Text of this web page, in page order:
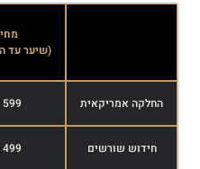
(שיער עד
החלקה אמריקאית 599 ₪
חידוש שורשים 499 ₪